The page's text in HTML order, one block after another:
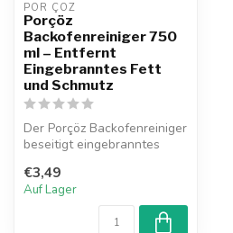
POR ÇÖZ
Porçöz
Backofenreiniger 750
ml – Entfernt
Eingebranntes Fett
und Schmutz
Der Porçöz Backofenreiniger
beseitigt eingebranntes
müh...
€3,49
Auf Lager